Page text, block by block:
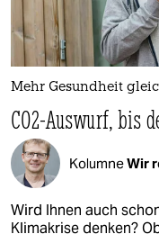
Mehr Gesundheit
CO2-Auswurf, bis
KolumneWir
Wird Ihnen auch
Klimakrise denken?